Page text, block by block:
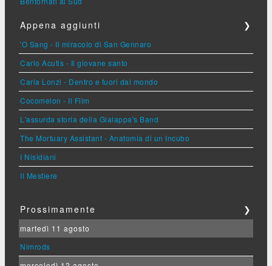
Appena aggiunti ❯
'O Sang - Il miracolo di San Gennaro
Carlo Acutis - Il giovane santo
Carla Lonzi - Dentro e fuori dal mondo
Cocomelon - Il Film
L'assurda storia della Gialappa's Band
The Mortuary Assistant - Anatomia di un Incubo
I Nisidiani
Il Mestiere
Prossimamente ❯
martedì 11 agosto
Nimrods